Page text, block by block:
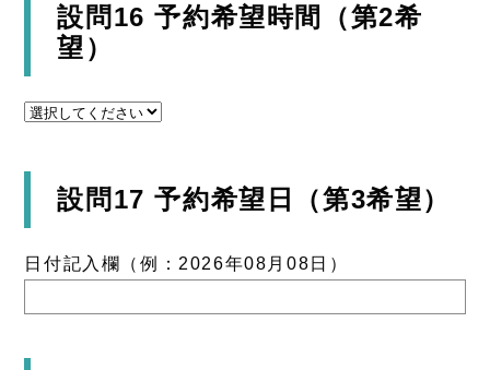
設問16 予約希望時間（第2希
望）
設問17 予約希望日（第3希望）
日付記入欄（例：2026年08月08日）